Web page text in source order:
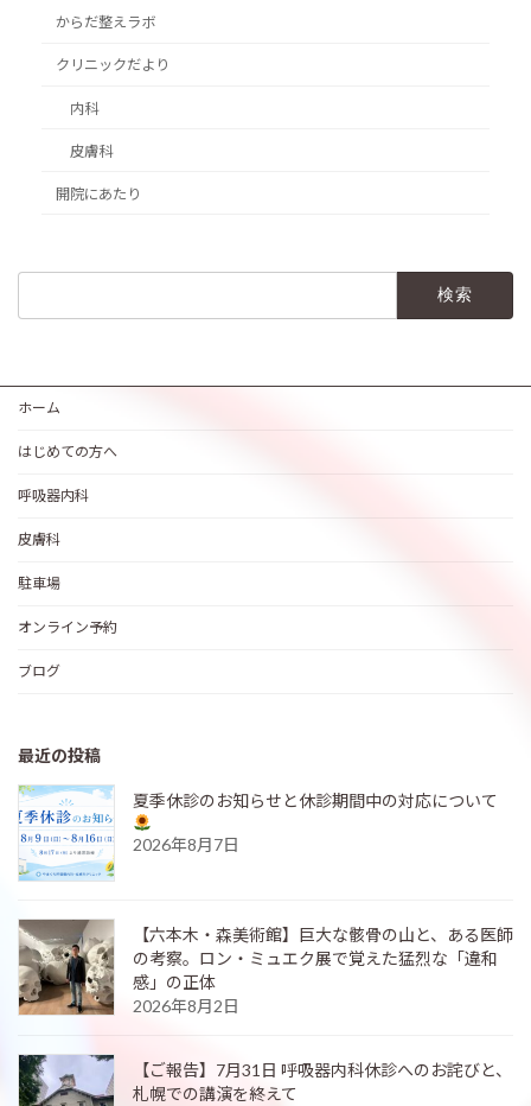
からだ整えラボ
クリニックだより
内科
皮膚科
開院にあたり
ホーム
はじめての方へ
呼吸器内科
皮膚科
駐車場
オンライン予約
ブログ
最近の投稿
夏季休診のお知らせと休診期間中の対応について
2026年8月7日
【六本木・森美術館】巨大な骸骨の山と、ある医師
の考察。ロン・ミュエク展で覚えた猛烈な「違和
感」の正体
2026年8月2日
【ご報告】7月31日 呼吸器内科休診へのお詫びと、
札幌での講演を終えて